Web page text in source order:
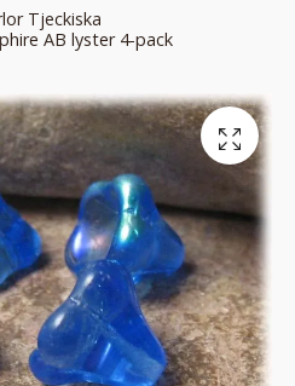
Tjeckiska
AB lyster 4-pack